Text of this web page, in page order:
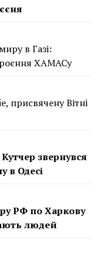
в Газі:
ХАМАСу
присвячену Вітні
звернувся
в Одесі
РФ по Харкову
людей